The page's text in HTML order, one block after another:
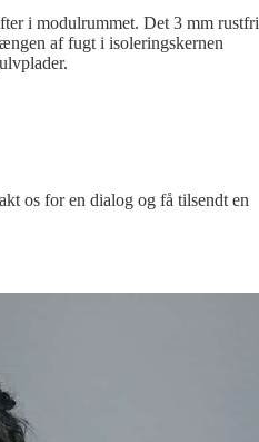
i modulrummet. Det 3 mm rustfri
af fugt i isoleringskernen
os for en dialog og få tilsendt en